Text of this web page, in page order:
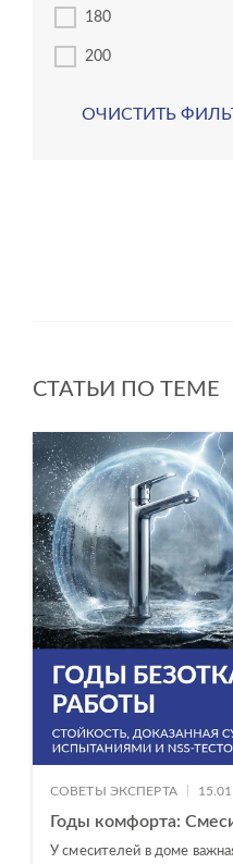
180
200
ОЧИСТИТЬ
СТАТЬИ ПО ТЕМЕ
СОВЕТЫ ЭКСПЕРТА
Годы комфорта:
У смесителей в доме